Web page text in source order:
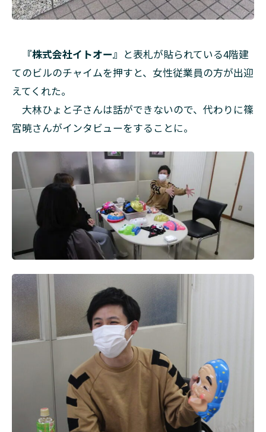
『株式会社イトオー』 と表札が貼られている4階建
てのビルのチャイムを押すと、女性従業員の方が出迎
えてくれた。
大林ひょと子さんは話ができないので、代わりに篠
宮暁さんがインタビューをすることに。